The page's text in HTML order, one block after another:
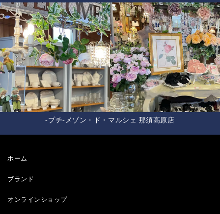
-プチ-メゾン・ド・マルシェ 那須高原店
ホーム
ブランド
オンラインショップ